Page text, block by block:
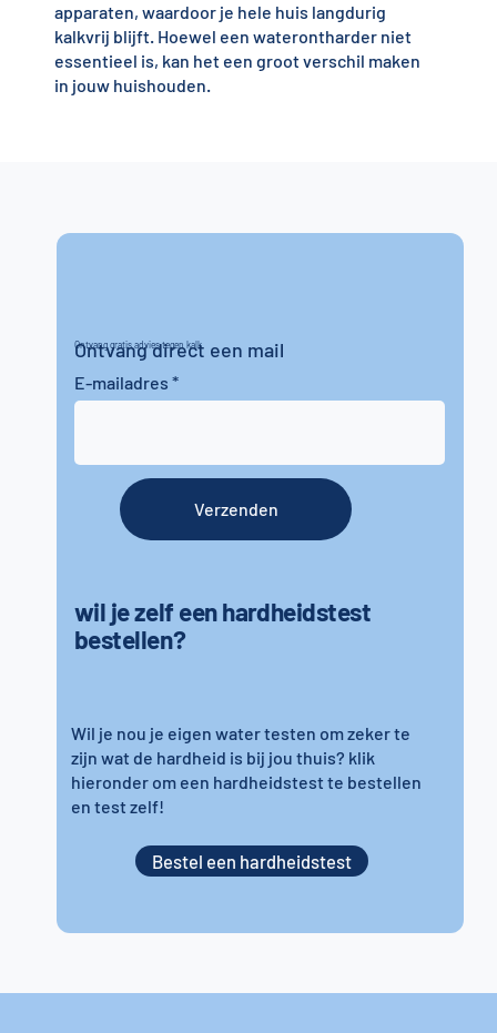
apparaten, waardoor je hele huis langdurig
kalkvrij blijft. Hoewel een waterontharder niet
essentieel is, kan het een groot verschil maken
in jouw huishouden.
Ontvang gratis advies tegen kalk
Ontvang direct een mail
wil je zelf een hardheidstest
bestellen?
E-mailadres
Wil je nou je eigen water testen om zeker te
zijn wat de hardheid is bij jou thuis? klik
hieronder om een hardheidstest te bestellen
en test zelf!
Verzenden
Bestel een hardheidstest